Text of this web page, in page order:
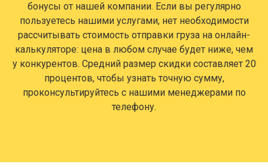
бонусы от нашей компании. Если вы регулярно
пользуетесь нашими услугами, нет необходимости
рассчитывать стоимость отправки груза на онлайн-
калькуляторе: цена в любом случае будет ниже, чем
у конкурентов. Средний размер скидки составляет 20
процентов, чтобы узнать точную сумму,
проконсультируйтесь с нашими менеджерами по
телефону.